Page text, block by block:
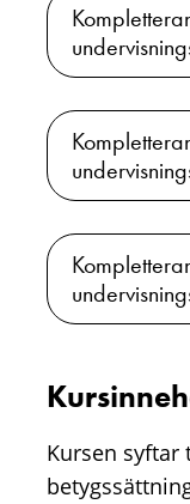
Kursen